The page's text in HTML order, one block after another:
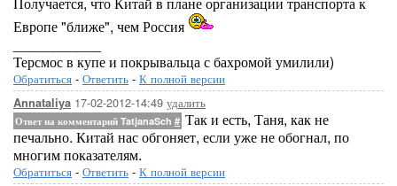
Европе "ближе", чем Россия
Терсмос в купе и покрывальца с бахромой умилили)
Обратиться - Ответить - К полной версии
Annataliya 17-02-2012-14:49 удалить
Ответ на комментарий TatjanaSch # Так и есть, Таня, как не
печально. Китай нас обгоняет, если уже не обогнал, по
многим показателям.
Обратиться - Ответить - К полной версии